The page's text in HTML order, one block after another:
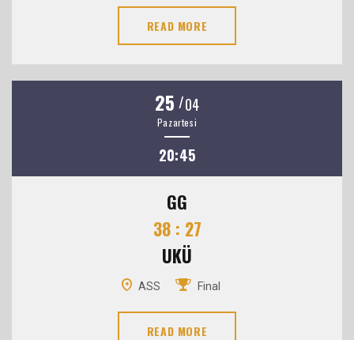
READ MORE
25 /04
Pazartesi
20:45
GG
38 : 27
UKÜ
ASS Final
READ MORE